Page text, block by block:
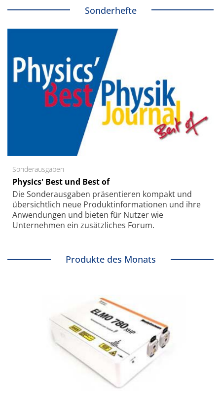
Sonderhefte
Sonderausgaben
Physics' Best und Best of
Die Sonder­ausgaben präsentieren kompakt und
übersichtlich neue Produkt­informationen und ihre
Anwendungen und bieten für Nutzer wie
Unternehmen ein zusätzliches Forum.
Produkte des Monats